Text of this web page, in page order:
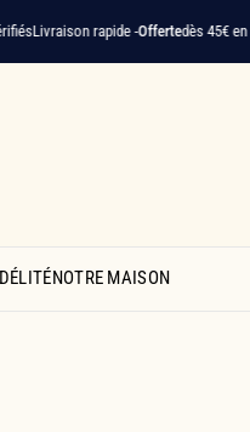
rapide -Offertedès 45€ en France
NOTRE MAISON